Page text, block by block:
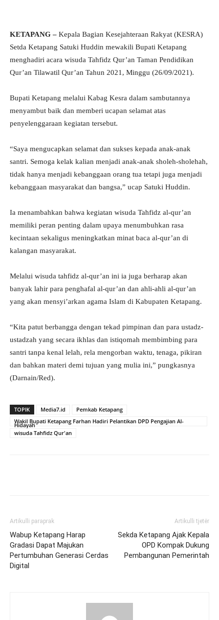
KETAPANG – Kepala Bagian Kesejahteraan Rakyat (KESRA)
Setda Ketapang Satuki Huddin mewakili Bupati Ketapang
menghadiri acara wisuda Tahfidz Qur’an Taman Pendidikan
Qur’an Tilawatil Qur’an Tahun 2021, Minggu (26/09/2021).
Bupati Ketapang melalui Kabag Kesra dalam sambutannya
menyambut baik dan memberi ucapan selamat atas
penyelenggaraan kegiatan tersebut.
“Saya mengucapkan selamat dan sukses kepada anak-anak
santri. Semoga kelak kalian menjadi anak-anak sholeh-sholehah,
tidak hanya menjadi kebanggaan orang tua tetapi juga menjadi
kebanggaan masyarakat dan bangsa,” ucap Satuki Huddin.
Ia menambahkan bahwa kegiatan wisuda Tahfidz al-qur’an
memiliki peran penting dalam upaya menumbuhkan rasa
kecintaan sekaligus meningkatkan minat baca al-qur’an di
kalangan masyarakat.
Melalui wisuda tahfidz al-qur’an ini ia juga berharap akan
banyak lahir para penghafal al-qur’an dan ahli-ahli al-qur’an
yang akan mensyi’arkan agama Islam di Kabupaten Ketapang.
“Kita patut berbangga dengan tekad pimpinan dan para ustadz-
ustadzah yang secara ikhlas dan istiqomah membimbing para
santri tanpa kenal lelah, rela mengorban waktu, tenaga, pikiran
dan bahkan materi demi tujuan yang mulia ini,” pungkasnya
(Darnain/Red).
TOPIK Media7.id
Pemkab Ketapang
Wakil Bupati Ketapang Farhan Hadiri Pelantikan DPD Pengajian Al-
Hidayah
wisuda Tahfidz Qur'an
Artikulli paraprak
Wabup Ketapang Harap
Gradasi Dapat Majukan
Pertumbuhan Generasi Cerdas
Digital
Artikulli tjetër
Sekda Ketapang Ajak Kepala
OPD Kompak Dukung
Pembangunan Pemerintah